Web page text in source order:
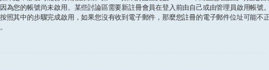
為您的帳號尚未啟用。某些討論區需要新註冊會員在登入前由自己或由管理員啟用帳號
照其中的步驟完成啟用，如果您沒有收到電子郵件，那麼您註冊的電子郵件位址可能不